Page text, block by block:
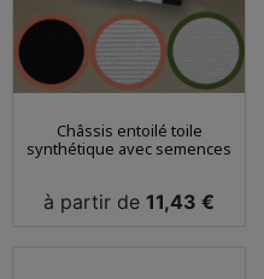
Châssis entoilé toile
synthétique avec semences
Prix
à partir de 11,43 €